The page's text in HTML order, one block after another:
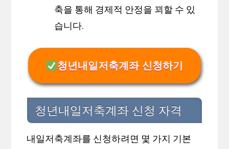
축을 통해 경제적 안정을 꾀할 수 있
습니다.
청년내일저축계좌 신청하기
청년내일저축계좌 신청 자격
내일저축계좌를 신청하려면 몇 가지 기본